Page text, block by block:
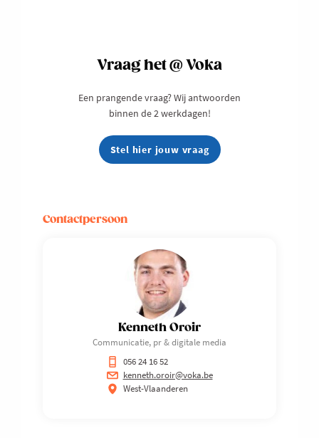
Contactpersoon
Kenneth Oroir
Communicatie, pr & digitale media
056 24 16 52
kenneth.oroir@voka.be
West-Vlaanderen
Vraag het @ Voka
Een prangende vraag? Wij antwoorden
binnen de 2 werkdagen!
Stel hier jouw vraag